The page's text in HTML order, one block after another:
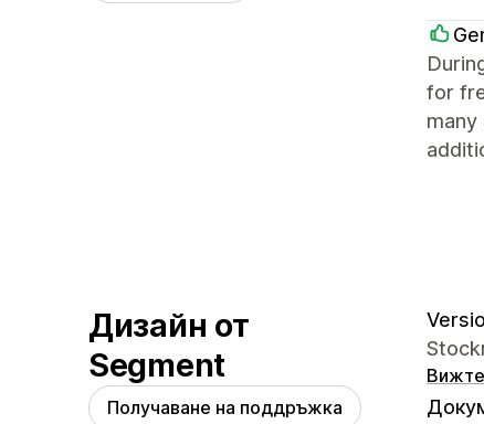
for
Дизайн от
Segment
Получаване на поддръжка